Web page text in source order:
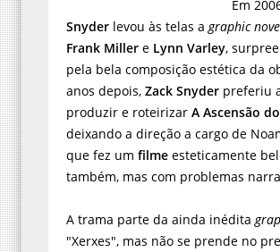
Em
Snyder levou às telas a graphic
Frank Miller e Lynn Varley,
pela bela composição estética da
anos depois, Zack Snyder preferiu
produzir e roteirizar A Ascensão
deixando a direção a cargo de
que fez um filme esteticamente
também, mas com problemas
A trama parte da ainda inédita
"Xerxes", mas não se prende no